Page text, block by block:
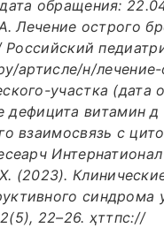
обращения:
Лечение острого
артиcле/н/
участка (дата
витамин д
взаимосвязь с
(2023).
синдрома
22–26. ҳттпс://